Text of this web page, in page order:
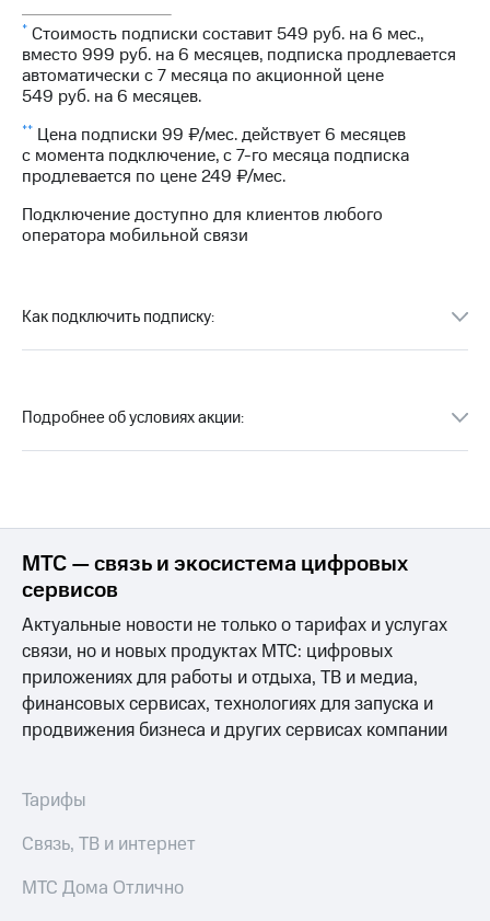
Заменить
SIM-
карту
на
eSIM
Выберите
и подключите
Тарифы
для дома
Домашний
интернет
Домашнее
ТВ
Спутниковое
ТВ
в МТС
со своим
номером
Услуги
Личный
кабинет
интернета
и
ТВ
Личный
кабинет
спутникового
Мой
Акции
Видеонаблюдение
Premium
на гигабайты
интернета,
фильмы,
музыка
и многое
другое
Скидка
на тарифы,
общие
подписки
* Стоимость подписки составит 549 руб. на 6 мес.,
вместо 999 руб. на 6 месяцев, подписка продлевается
автоматически с 7 месяца по акционной цене
549 руб. на 6 месяцев.
** Цена подписки 99 ₽/мес. действует 6 месяцев
с момента подключение, с 7-го месяца подписка
продлевается по цене249 ₽/мес.
Подключение доступно для клиентов любого
оператора мобильной связи
Как подключить подписку:
Подробнее об условиях акции:
МТС — связь и экосистема цифровых
сервисов
Актуальные новости не только о тарифах и услугах
связи, но и новых продуктах МТС: цифровых
приложениях для работы и отдыха, ТВ и медиа,
финансовых сервисах, технологиях для запуска и
продвижения бизнеса и других сервисах компании
Тарифы
Связь, ТВ и интернет
МТС Дома Отлично